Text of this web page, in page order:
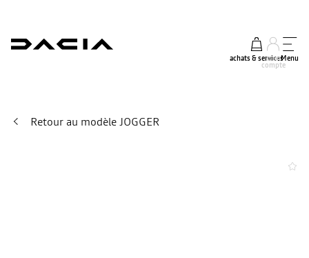
achats & services
mon
compte
Menu
Retour au modèle JOGGER